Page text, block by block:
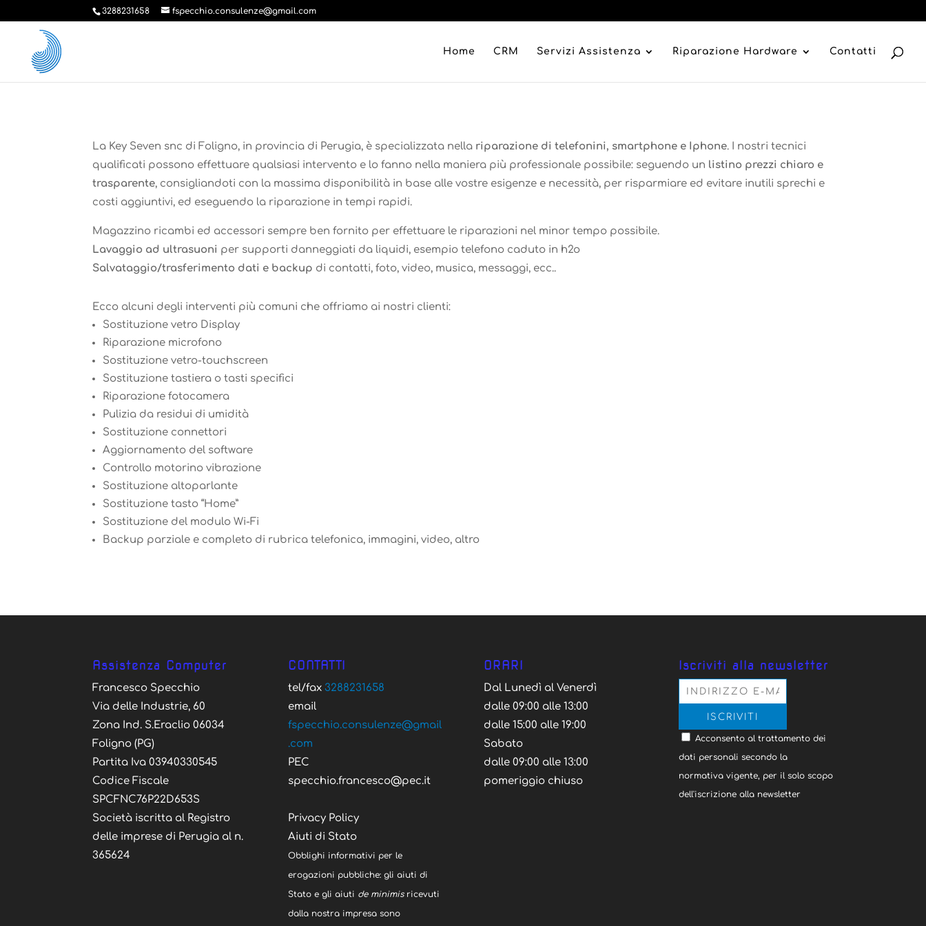
3288231658 fspecchio.consulenze@gmail.com
Home CRM Servizi Assistenza Riparazione Hardware Contatti
La Key Seven snc di Foligno, in provincia di Perugia, è specializzata nella riparazione di telefonini, smartphone e Iphone. I nostri tecnici
qualificati possono effettuare qualsiasi intervento e lo fanno nella maniera più professionale possibile: seguendo un listino prezzi chiaro e
trasparente, consigliandoti con la massima disponibilità in base alle vostre esigenze e necessità, per risparmiare ed evitare inutili sprechi e
costi aggiuntivi, ed eseguendo la riparazione in tempi rapidi.
Magazzino ricambi ed accessori sempre ben fornito per effettuare le riparazioni nel minor tempo possibile.
Lavaggio ad ultrasuoni per supporti danneggiati da liquidi, esempio telefono caduto in h2o
Salvataggio/trasferimento dati e backup di contatti, foto, video, musica, messaggi, ecc..
Ecco alcuni degli interventi più comuni che offriamo ai nostri clienti:
Sostituzione vetro Display
Riparazione microfono
Sostituzione vetro-touchscreen
Sostituzione tastiera o tasti specifici
Riparazione fotocamera
Pulizia da residui di umidità
Sostituzione connettori
Aggiornamento del software
Controllo motorino vibrazione
Sostituzione altoparlante
Sostituzione tasto “Home”
Sostituzione del modulo Wi-Fi
Backup parziale e completo di rubrica telefonica, immagini, video, altro
Assistenza Computer
Francesco Specchio
Via delle Industrie, 60
Zona Ind. S.Eraclio 06034
Foligno (PG)
Partita Iva 03940330545
Codice Fiscale
SPCFNC76P22D653S
Società iscritta al Registro
delle imprese di Perugia al n.
365624
CONTATTI
tel/fax 3288231658
email
fspecchio.consulenze@gmail
.com
PEC
specchio.francesco@pec.it
Privacy Policy
Aiuti di Stato
Obblighi informativi per le
erogazioni pubbliche: gli aiuti di
Stato e gli aiuti de minimisricevuti
dalla nostra impresa sono
ORARI
Dal Lunedì al Venerdì
dalle 09:00 alle 13:00
dalle 15:00 alle 19:00
Sabato
dalle 09:00 alle 13:00
pomeriggio chiuso
Iscriviti alla newsletter
Acconsento al trattamento dei
dati personali secondo la
normativa vigente, per il solo scopo
dell'iscrizione alla newsletter